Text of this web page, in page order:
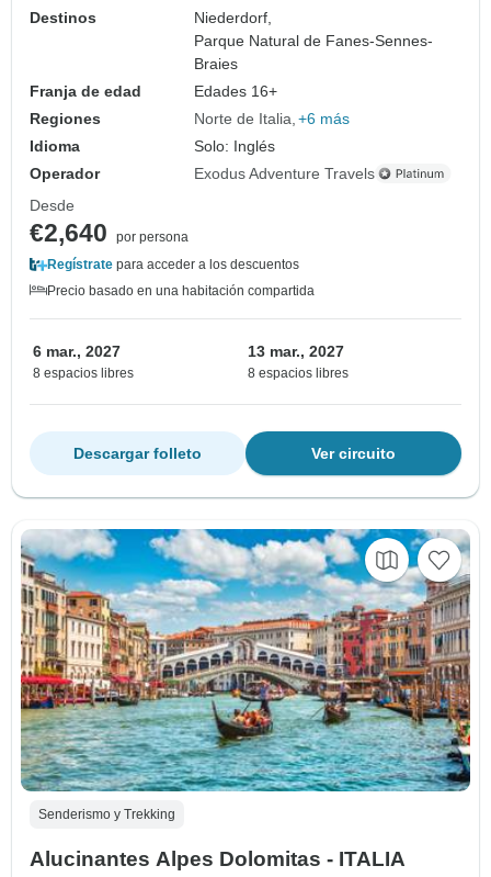
Destinos
Niederdorf,
Parque Natural de Fanes-Sennes-
Braies
Franja de edad
Edades 16+
Regiones
Norte de Italia +6 más
Idioma
Solo: Inglés
Operador
Exodus Adventure Travels
Desde
€2,640
por persona
Regístrate para acceder a los descuentos
Precio basado en una habitación compartida
6 mar., 2027
8 espacios libres
13 mar., 2027
8 espacios libres
Ver circuito
Descargar folleto
Senderismo y Trekking
Alucinantes Alpes Dolomitas - ITALIA